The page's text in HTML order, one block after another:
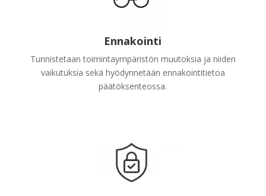
Ennakointi
Tunnistetaan toimintaympäristön muutoksia ja niiden
vaikutuksia sekä hyödynnetään ennakointitietoa
päätöksenteossa.